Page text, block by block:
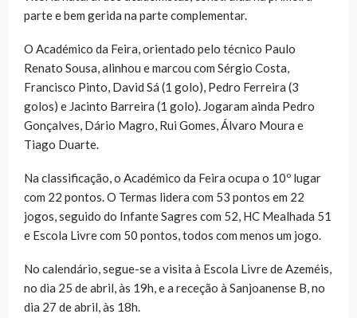
parte e bem gerida na parte complementar.
O Académico da Feira, orientado pelo técnico Paulo
Renato Sousa, alinhou e marcou com Sérgio Costa,
Francisco Pinto, David Sá (1 golo), Pedro Ferreira (3
golos) e Jacinto Barreira (1 golo). Jogaram ainda Pedro
Gonçalves, Dário Magro, Rui Gomes, Álvaro Moura e
Tiago Duarte.
Na classificação, o Académico da Feira ocupa o 10º lugar
com 22 pontos. O Termas lidera com 53 pontos em 22
jogos, seguido do Infante Sagres com 52, HC Mealhada 51
e Escola Livre com 50 pontos, todos com menos um jogo.
No calendário, segue-se a visita à Escola Livre de Azeméis,
no dia 25 de abril, às 19h, e a receção à Sanjoanense B, no
dia 27 de abril, às 18h.